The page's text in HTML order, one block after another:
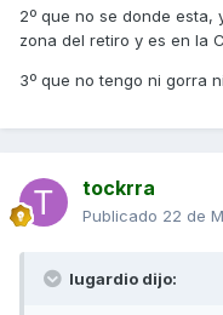
2º que no se donde esta,
zona del retiro y es en la
3º que no tengo ni gorra
tockrra
Publicado 22 de
lugardio dijo: